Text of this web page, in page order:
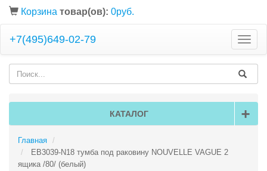
Корзина товар(ов): 0руб.
Toggle
+7(495)649-02-79
КАТАЛОГ +
Главная
EB3039-N18 тумба под раковину NOUVELLE VAGUE 2
ящика /80/ (белый)